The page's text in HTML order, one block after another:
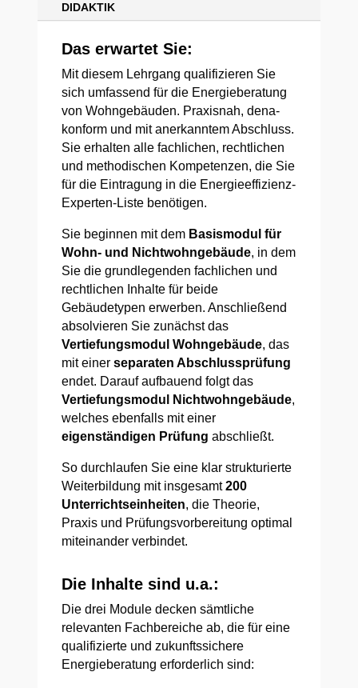
DIDAKTIK
Das erwartet Sie:
Mit diesem Lehrgang qualifizieren Sie
sich umfassend für die Energieberatung
von Wohngebäuden. Praxisnah, dena-
konform und mit anerkanntem Abschluss.
Sie erhalten alle fachlichen, rechtlichen
und methodischen Kompetenzen, die Sie
für die Eintragung in die Energieeffizienz-
Experten-Liste benötigen.
Sie beginnen mit dem Basismodul für
Wohn- und Nichtwohngebäude, in dem
Sie die grundlegenden fachlichen und
rechtlichen Inhalte für beide
Gebäudetypen erwerben. Anschließend
absolvieren Sie zunächst das
Vertiefungsmodul Wohngebäude, das
mit einer separaten Abschlussprüfung
endet. Darauf aufbauend folgt das
Vertiefungsmodul Nichtwohngebäude,
welches ebenfalls mit einer
eigenständigen Prüfung abschließt.
So durchlaufen Sie eine klar strukturierte
Weiterbildung mit insgesamt200
Unterrichtseinheiten, die Theorie,
Praxis und Prüfungsvorbereitung optimal
miteinander verbindet.
Die Inhalte sind u.a.:
Die drei Module decken sämtliche
relevanten Fachbereiche ab, die für eine
qualifizierte und zukunftssichere
Energieberatung erforderlich sind: